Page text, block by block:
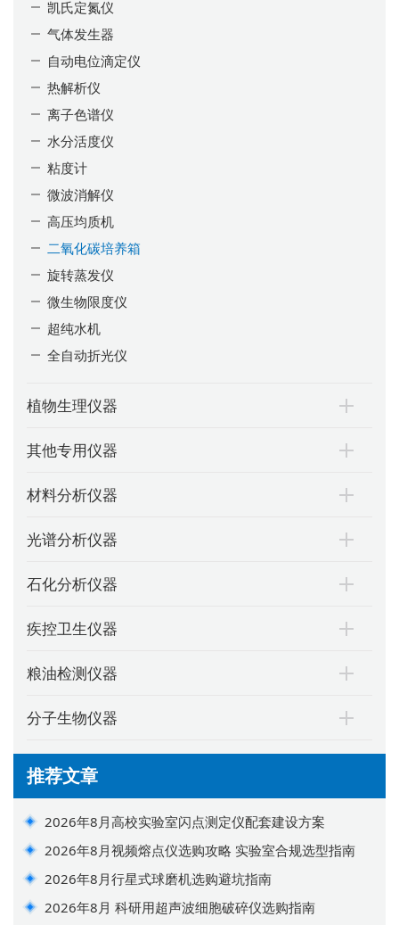
凯氏定氮仪
气体发生器
自动电位滴定仪
热解析仪
离子色谱仪
水分活度仪
粘度计
微波消解仪
高压均质机
二氧化碳培养箱
旋转蒸发仪
微生物限度仪
超纯水机
全自动折光仪
植物生理仪器
其他专用仪器
材料分析仪器
光谱分析仪器
石化分析仪器
疾控卫生仪器
粮油检测仪器
分子生物仪器
推荐文章
2026年8月高校实验室闪点测定仪配套建设方案
2026年8月视频熔点仪选购攻略 实验室合规选型指南
2026年8月行星式球磨机选购避坑指南
2026年8月 科研用超声波细胞破碎仪选购指南